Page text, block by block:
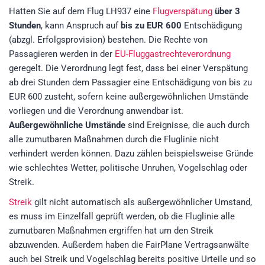
Hatten Sie auf dem Flug LH937 eine Flugverspätung über 3
Stunden, kann Anspruch auf bis zu EUR 600 Entschädigung
(abzgl. Erfolgsprovision) bestehen. Die Rechte von
Passagieren werden in der EU-Fluggastrechteverordnung
geregelt. Die Verordnung legt fest, dass bei einer Verspätung
ab drei Stunden dem Passagier eine Entschädigung von bis zu
EUR 600 zusteht, sofern keine außergewöhnlichen Umstände
vorliegen und die Verordnung anwendbar ist.
Außergewöhnliche Umstände sind Ereignisse, die auch durch
alle zumutbaren Maßnahmen durch die Fluglinie nicht
verhindert werden können. Dazu zählen beispielsweise Gründe
wie schlechtes Wetter, politische Unruhen, Vogelschlag oder
Streik.
Streik gilt nicht automatisch als außergewöhnlicher Umstand,
es muss im Einzelfall geprüft werden, ob die Fluglinie alle
zumutbaren Maßnahmen ergriffen hat um den Streik
abzuwenden. Außerdem haben die FairPlane Vertragsanwälte
auch bei Streik und Vogelschlag bereits positive Urteile und so